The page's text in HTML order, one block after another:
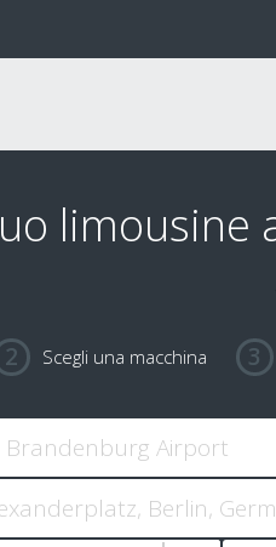
limousine
Scegli una macchina